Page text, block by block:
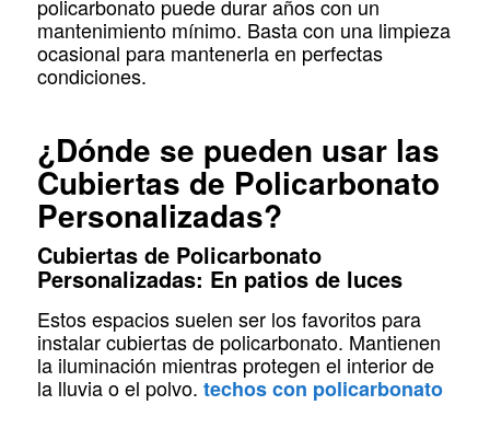
policarbonato puede durar años con un
mantenimiento mínimo. Basta con una limpieza
ocasional para mantenerla en perfectas
condiciones.
¿Dónde se pueden usar las
Cubiertas de Policarbonato
Personalizadas?
Cubiertas de Policarbonato
Personalizadas: En patios de luces
Estos espacios suelen ser los favoritos para
instalar cubiertas de policarbonato. Mantienen
la iluminación mientras protegen el interior de
la lluvia o el polvo. techos con policarbonato